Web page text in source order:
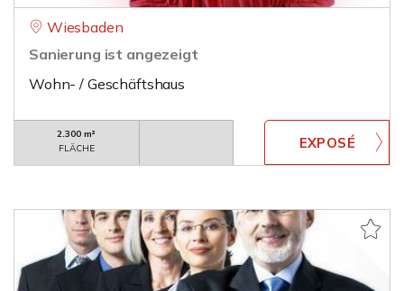
Wiesbaden
Sanierung ist angezeigt
Wohn- / Geschäftshaus
2.300 m²
FLÄCHE